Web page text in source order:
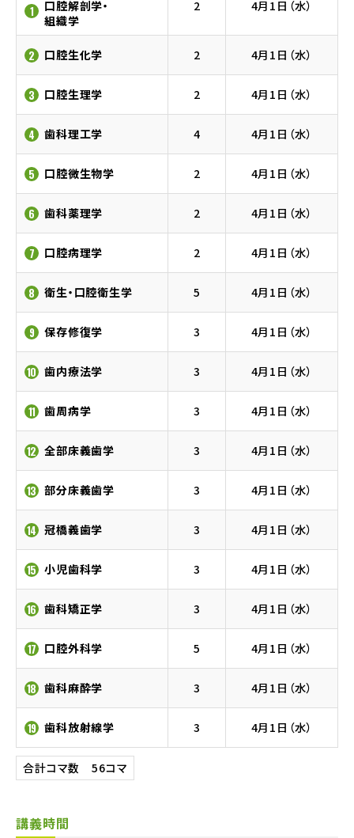
1
口腔解剖学・
組織学
2 4月1日（水）
2 口腔生化学 2 4月1日（水）
3 口腔生理学 2 4月1日（水）
4 歯科理工学 4 4月1日（水）
5 口腔微生物学 2 4月1日（水）
6 歯科薬理学 2 4月1日（水）
7 口腔病理学 2 4月1日（水）
8 衛生・口腔衛生学 5 4月1日（水）
9 保存修復学 3 4月1日（水）
10 歯内療法学 3 4月1日（水）
11 歯周病学 3 4月1日（水）
12 全部床義歯学 3 4月1日（水）
13 部分床義歯学 3 4月1日（水）
14 冠橋義歯学 3 4月1日（水）
15 小児歯科学 3 4月1日（水）
16 歯科矯正学 3 4月1日（水）
17 口腔外科学 5 4月1日（水）
18 歯科麻酔学 3 4月1日（水）
19 歯科放射線学 3 4月1日（水）
合計コマ数56コマ
講義時間